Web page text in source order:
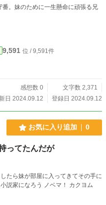
。妹のために一生懸命に頑張る兄
9,591 位 / 9,591件
感想数 0
文字数 2,371
日 2024.09.12
登録日 2024.09.12
お気に入り追加 0
ってたんだが
たら妹が部屋に入ってきてその手に
ていた…… [重複投稿] 小説家になろう ノベマ！ カクヨム